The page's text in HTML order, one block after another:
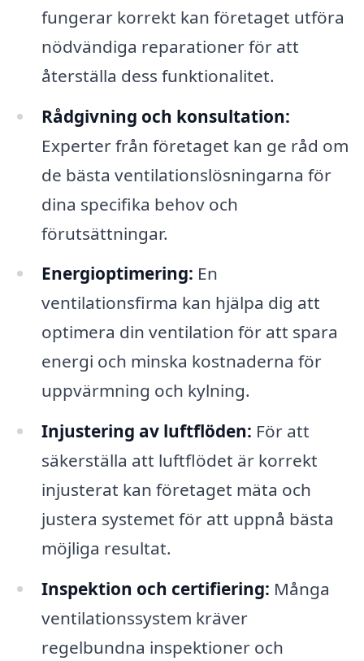
fungerar korrekt kan företaget utföra
nödvändiga reparationer för att
återställa dess funktionalitet.
Rådgivning och konsultation:
Experter från företaget kan ge råd om
de bästa ventilationslösningarna för
dina specifika behov och
förutsättningar.
Energioptimering: En
ventilationsfirma kan hjälpa dig att
optimera din ventilation för att spara
energi och minska kostnaderna för
uppvärmning och kylning.
Injustering av luftflöden: För att
säkerställa att luftflödet är korrekt
injusterat kan företaget mäta och
justera systemet för att uppnå bästa
möjliga resultat.
Inspektion och certifiering: Många
ventilationssystem kräver
regelbundna inspektioner och